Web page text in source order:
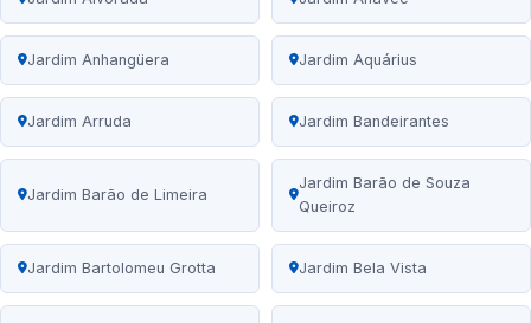
Jardim Anhangüera Jardim Aquárius
Jardim Arruda Jardim Bandeirantes
Jardim Barão de Limeira
Jardim Barão de Souza
Queiroz
Jardim Bartolomeu Grotta Jardim Bela Vista